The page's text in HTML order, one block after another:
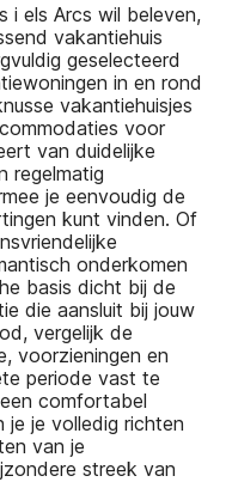
i els Arcs wil beleven,
vakantiehuis
geselecteerd
in en rond
vakantiehuisjes
voor
van duidelijke
regelmatig
je eenvoudig de
kunt vinden. Of
onderkomen
basis dicht bij de
die aansluit bij jouw
vergelijk de
voorzieningen en
periode vast te
comfortabel
je je volledig richten
van je
streek van